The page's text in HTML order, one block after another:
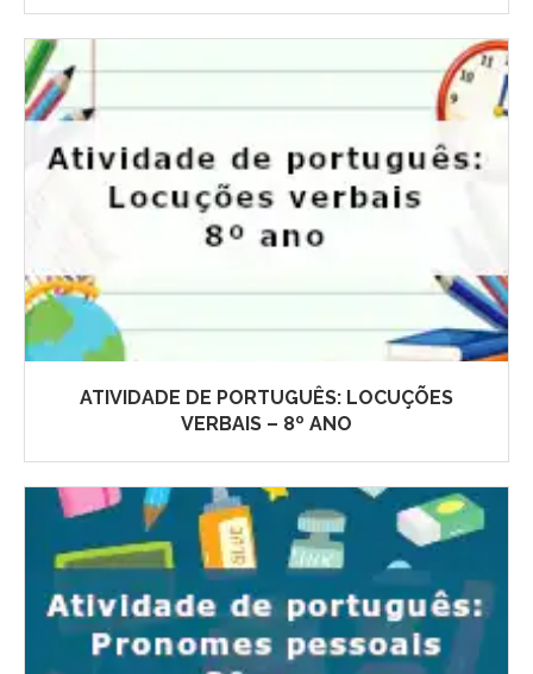
ATIVIDADE DE PORTUGUÊS: LOCUÇÕES
VERBAIS – 8º ANO